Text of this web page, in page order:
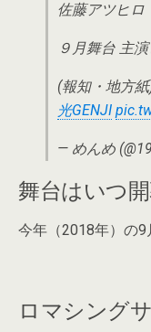
佐藤アツヒ
９月舞台 主
(報知・地方
光GENJI
— めんめ
舞台はいつ開
今年（2018年）の9
ロマシング